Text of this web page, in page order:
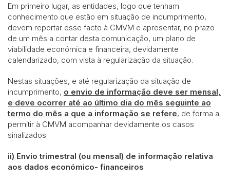
Em primeiro lugar, as entidades, logo que tenham
conhecimento que estão em situação de incumprimento,
devem reportar esse facto à CMVM e apresentar, no prazo
de um mês a contar desta comunicação, um plano de
viabilidade económica e financeira, devidamente
calendarizado, com vista à regularização da situação.
Nestas situações, e até regularização da situação de
incumprimento, o envio de informação deve ser mensal,
e deve ocorrer até ao último dia do mês seguinte ao
termo do mês a que a informação se refere, de forma a
permitir à CMVM acompanhar devidamente os casos
sinalizados.
ii) Envio trimestral (ou mensal) de informação relativa
aos dados económico- financeiros